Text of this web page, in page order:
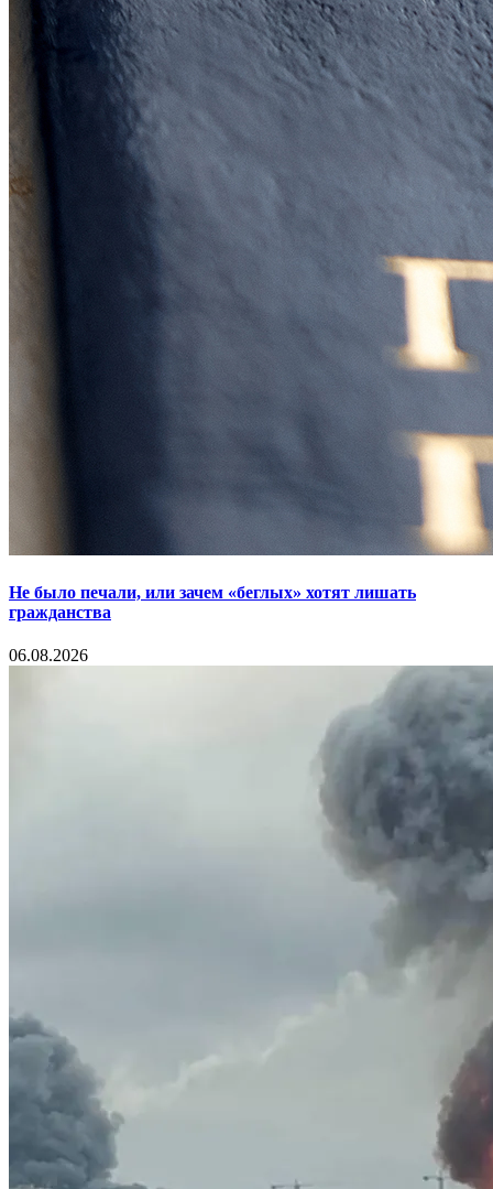
Не было печали, или зачем «беглых» хотят лишать
гражданства
06.08.2026